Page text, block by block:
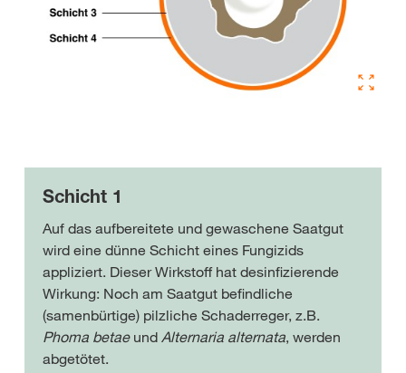
Schicht 1
Auf das aufbereitete und gewaschene Saatgut
wird eine dünne Schicht eines Fungizids
appliziert. Dieser Wirkstoff hat desinfizierende
Wirkung: Noch am Saatgut befindliche
(samenbürtige) pilzliche Schaderreger, z.B.
Phoma betaeund Alternaria alternata, werden
abgetötet.